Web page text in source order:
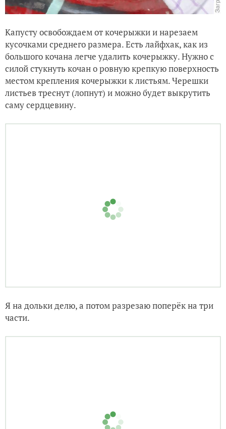
Капусту освобождаем от кочерыжки и нарезаем
кусочками среднего размера. Есть лайфхак, как из
большого кочана легче удалить кочерыжку. Нужно с
силой стукнуть кочан о ровную крепкую поверхность
местом крепления кочерыжки к листьям. Черешки
листьев треснут (лопнут) и можно будет выкрутить
саму сердцевину.
Я на дольки делю, а потом разрезаю поперёк на три
части.